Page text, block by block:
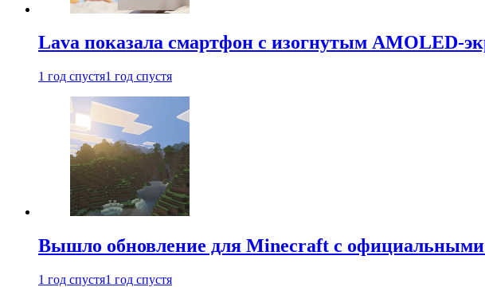
Lava показала смартфон с изогнутым AMOLED-
1 год спустя1 год спустя
Вышло обновление для Minecraft с
1 год спустя1 год спустя